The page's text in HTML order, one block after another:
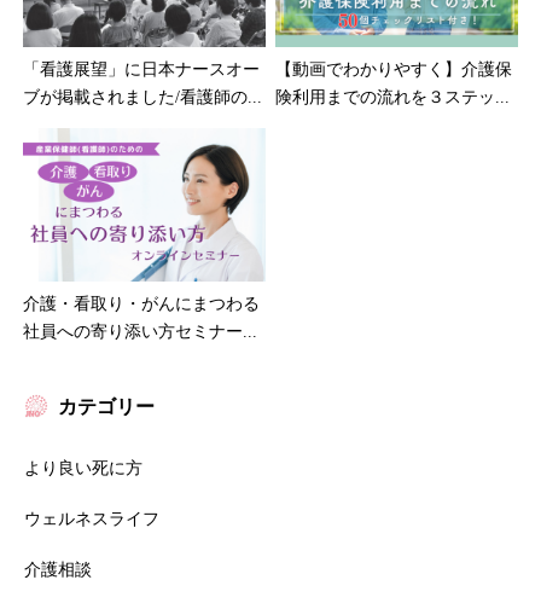
「看護展望」に日本ナースオー
ブが掲載されました/看護師の...
【動画でわかりやすく】介護保
険利用までの流れを３ステッ...
介護・看取り・がんにまつわる
社員への寄り添い方セミナー...
カテゴリー
より良い死に方
ウェルネスライフ
介護相談